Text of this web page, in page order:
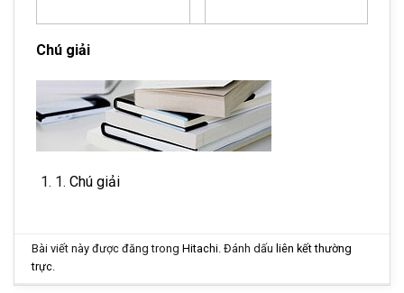
Chú giải
1. Chú giải
Bài viết này được đăng trongHitachi. Đánh dấu liên kết thường
trực.